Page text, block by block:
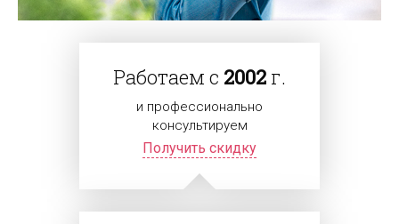
Работаем с 2002 г.
и профессионально
консультируем
Получить скидку